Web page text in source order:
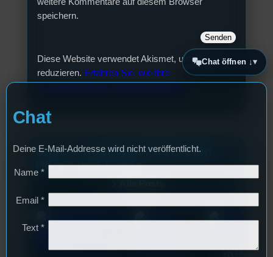
speichern.
Diese Website verwendet Akismet, um Spam zu
reduzieren. Erfahren Sie, wie Ihre
Kommentardaten verarbeitet werden.
Unsere neuesten Posts zum
Hören und Lesen
17. Juli
Chat öffnen ↓
Chat
Deine E-Mail-Addresse wird nicht veröffentlicht.
Name *
Email *
Text *